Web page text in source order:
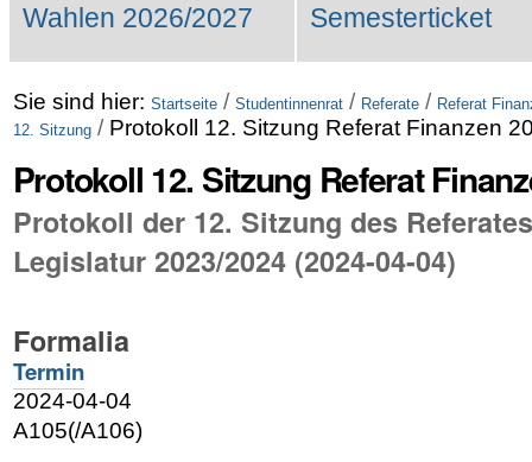
Wahlen 2026/2027 Semesterticket
Sie sind hier: Startseite / Studentinnenrat / Referate / Referat
12. Sitzung / Protokoll 12. Sitzung Referat Finanzen
Protokoll 12. Sitzung Referat
Protokoll der 12. Sitzung des
Legislatur 2023/2024 (2024-04-04)
Formalia
Termin
2024-04-04
A105(/A106)